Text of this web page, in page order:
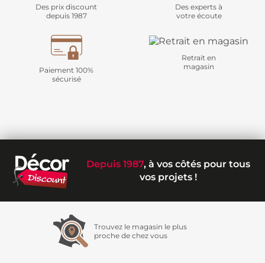
Des prix discount
depuis 1987
Des experts à
votre écoute
Paiement 100%
sécurisé
Retrait en
magasin
Depuis 1987, à vos côtés pour tous
vos projets !
Trouvez le magasin le plus
proche de chez vous